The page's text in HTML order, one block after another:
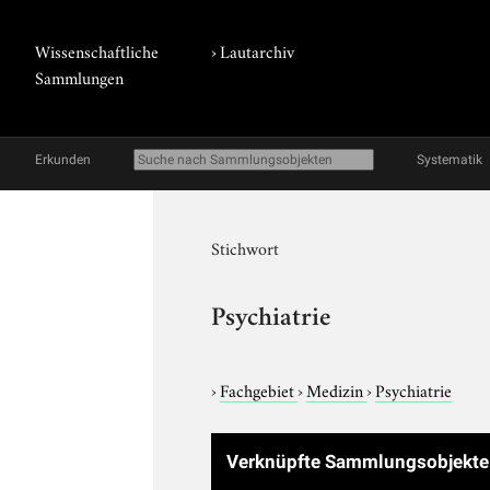
Wissenschaftliche
Sammlungen
›Lautarchiv
Erkunden Systematik
Stichwort
Psychiatrie
›Fachgebiet›Medizin›Psychiatrie
Verknüpfte Sammlungsobjekte